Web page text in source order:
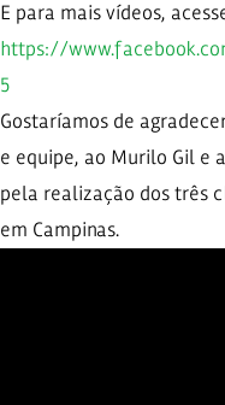
E para mais vídeos,
https://
5
Gostaríamos de
e equipe, ao Murilo Gil e
pela realização dos três
em Campinas.